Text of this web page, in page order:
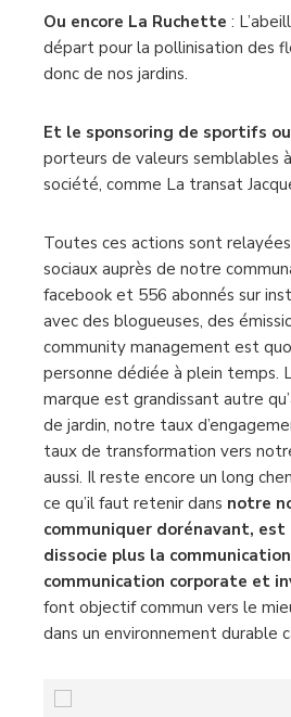
Ou encore La Ruchette :
départ pour la pollinisation des
donc de nos jardins.
Et le sponsoring de sportifs
porteurs de valeurs semblables
société, comme La transat
Toutes ces actions sont
sociaux auprès de notre
facebook et 556 abonnés sur
avec des blogueuses, des
community management est
personne dédiée à plein temps.
marque est grandissant autre
de jardin, notre taux
taux de transformation vers
aussi. Il reste encore un long
ce qu’il faut retenir dans notre
communiquer dorénavant, est
dissocie plus la
communication corporate et
font objectif commun vers le
dans un environnement durable